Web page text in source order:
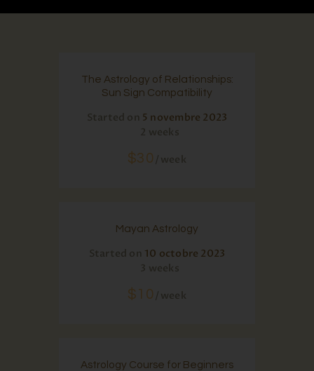
The Astrology of Relationships:
Sun Sign Compatibility
Started on 5 novembre 2023
2 weeks
$30 week
Mayan Astrology
Started on 10 octobre 2023
3 weeks
$10 week
Astrology Course for Beginners